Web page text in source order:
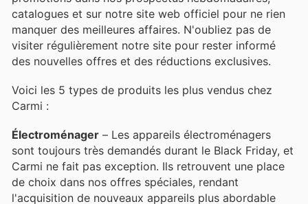
catalogues et sur notre site web officiel pour ne rien
manquer des meilleures affaires. N'oubliez pas de
visiter régulièrement notre site pour rester informé
des nouvelles offres et des réductions exclusives.
Voici les 5 types de produits les plus vendus chez
Carmi :
Électroménager – Les appareils électroménagers
sont toujours très demandés durant le Black Friday, et
Carmi ne fait pas exception. Ils retrouvent une place
de choix dans nos offres spéciales, rendant
l'acquisition de nouveaux appareils plus abordable